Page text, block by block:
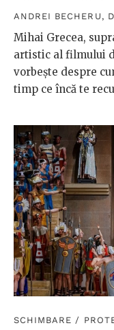
ANDREI BECHERU ,
Mihai Grecea,
artistic al filmului
vorbește despre
timp ce încă te
SCHIMBARE /